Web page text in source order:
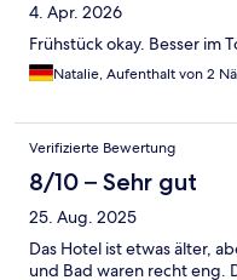
4. Apr. 2026
Frühstück okay. Besser im
Natalie, Aufenthalt von 2
Verifizierte Bewertung
8/10 – Sehr gut
25. Aug. 2025
Das Hotel ist etwas älter,
und Bad waren recht eng.